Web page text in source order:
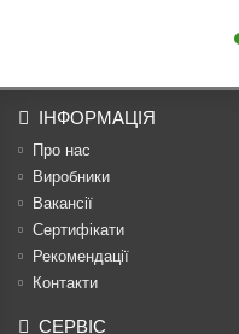
ІНФОРМАЦІЯ
Про нас
Виробники
Вакансії
Сертифікати
Рекомендації
Контакти
СЕРВІС